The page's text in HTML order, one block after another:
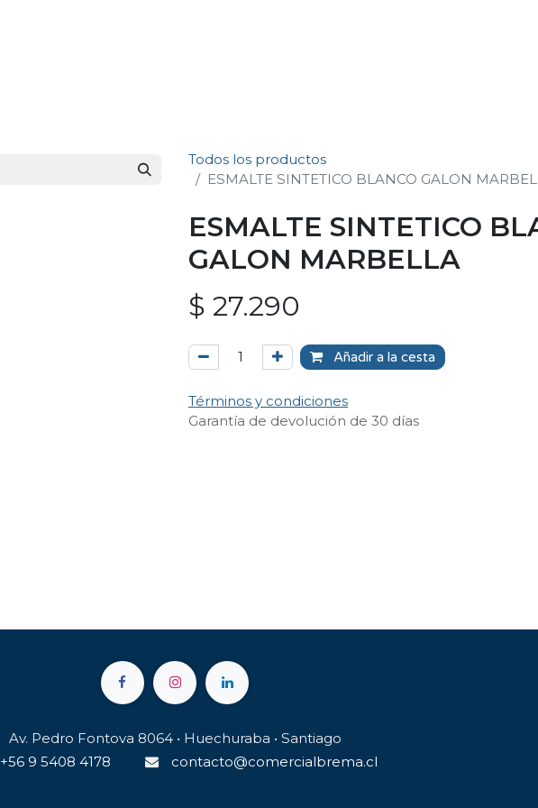
Todos los productos
ESMALTE SINTETICO BLANCO GALON
ESMALTE SINTETICO
GALON MARBELLA
$ 27.290
Añadir a la cesta
Términos y condiciones
Garantía de devolución de 30 días
Av. Pedro Fontova 8064 • Huechuraba • Santiago
+56 9 5408 4178
contacto@comercialbrema.cl